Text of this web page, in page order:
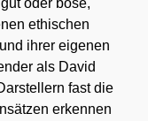
ethi­schen
ihrer eige­nen
als David
fast die
erken­nen